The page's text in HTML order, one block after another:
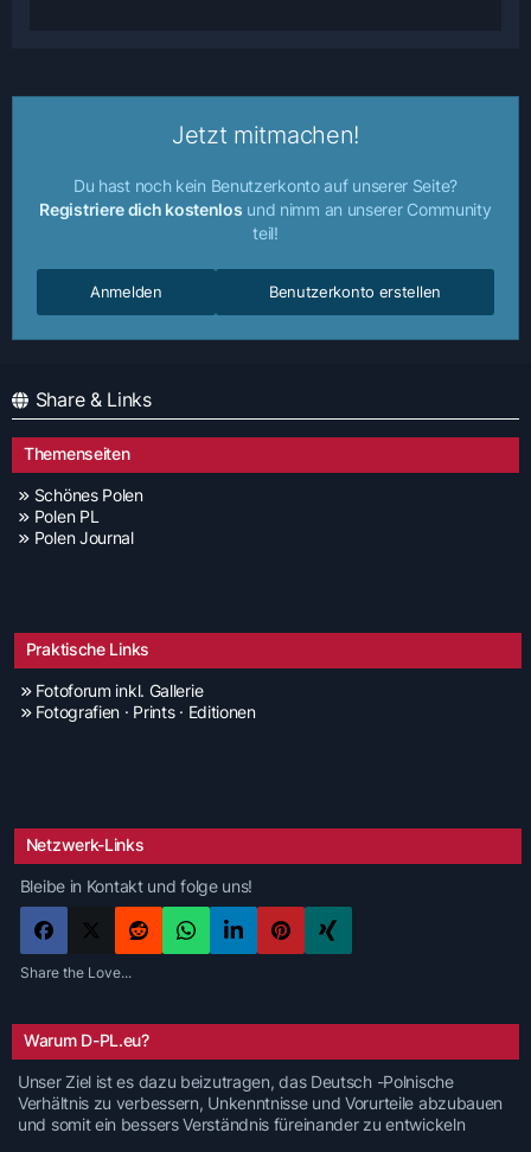
Jetzt mitmachen!
Du hast noch kein Benutzerkonto auf unserer Seite?
Registriere dich kostenlos und nimm an unserer Community
teil!
Benutzerkonto erstellen
Anmelden
Share & Links
Themenseiten
Schönes Polen
Polen PL
Polen Journal
Praktische Links
Fotoforum inkl. Gallerie
Fotografien · Prints · Editionen
Netzwerk-Links
Bleibe in Kontakt und folge uns!
Share the Love...
Warum D-PL.eu?
Unser Ziel ist es dazu beizutragen, das Deutsch -Polnische
Verhältnis zu verbessern, Unkenntnisse und Vorurteile abzubauen
und somit ein bessers Verständnis füreinander zu entwickeln